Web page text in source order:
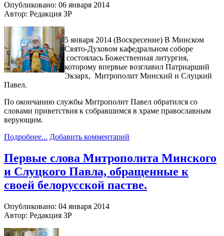
Опубликовано: 06 января 2014
Автор: Редакция ЗР
5 января 2014 (Воскресение) В Минском
Свято-Духовом кафедральном соборе
состоялась Божественная литургия,
которому впервые возглавил Патриарший
Экзарх, Митрополит Минский и Слуцкий
Павел.
По окончанию службы Митрополит Павел обратился со
словами приветствия к собравшимся в храме православным
верующим.
Подробнее... Добавить комментарий
Первые слова Митрополита Минского
и Слуцкого Павла, обращенные к
своей белорусской пастве.
Опубликовано: 04 января 2014
Автор: Редакция ЗР